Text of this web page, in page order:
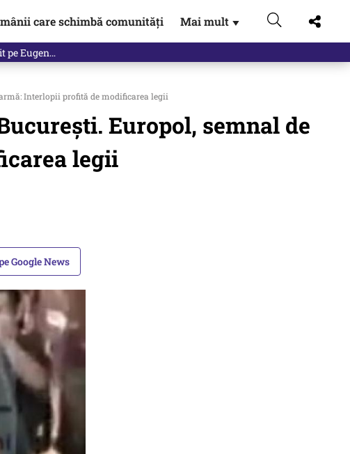
care schimbă comunități Mai mult ▼
Interlopii profită de modificarea legii
Europol, semnal de
legii
Google News